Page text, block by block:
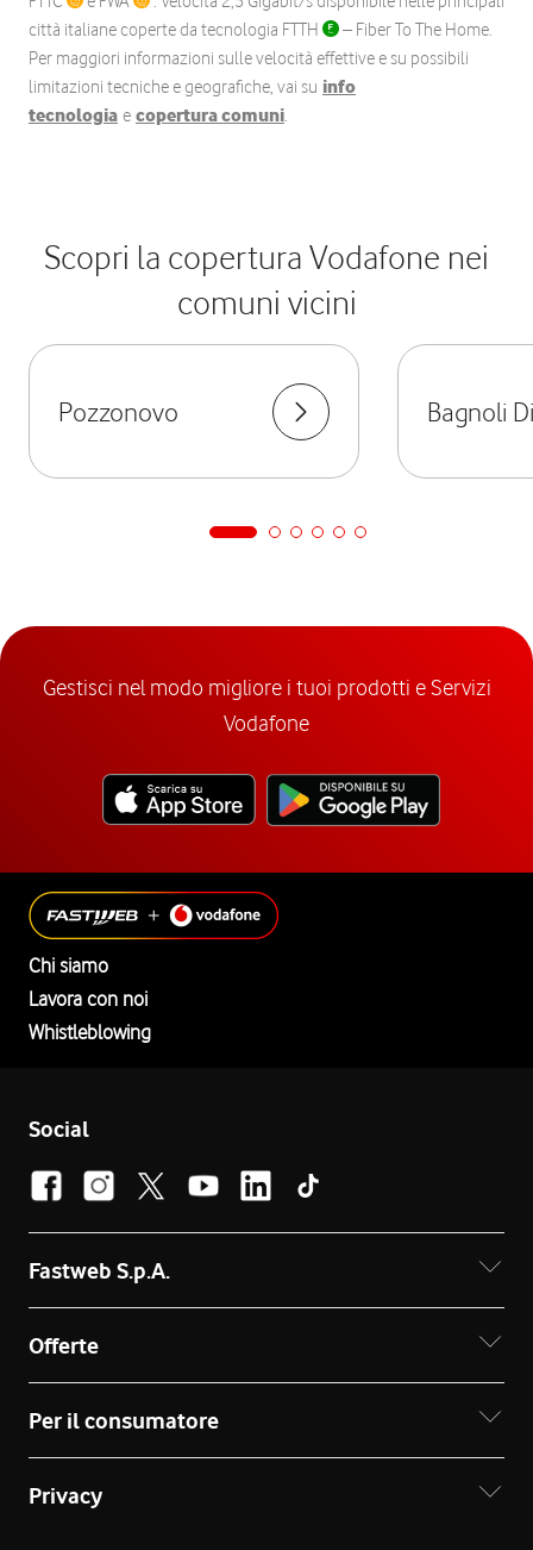
città italiane coperte da tecnologia FTTH
– Fiber To The Home.
Per maggiori informazioni sulle velocità effettive e su possibili
limitazioni tecniche e geografiche, vai su info
tecnologia e copertura comuni.
Scopri la copertura Vodafone nei
comuni vicini
Pozzonovo Bagnoli
Gestisci nel modo migliore i tuoi prodotti e Servizi
Vodafone
Chi siamo
Lavora con noi
Whistleblowing
Social
Fastweb S.p.A.
Offerte
Per il consumatore
Privacy